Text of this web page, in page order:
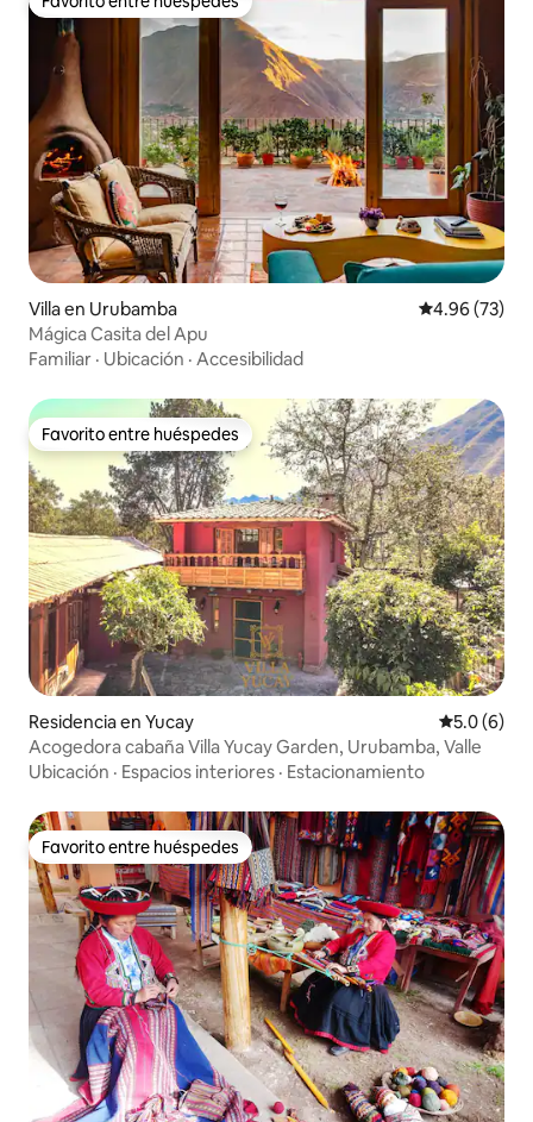
Favorito entre huéspedes
Villa en Urubamba Calificación
4.96 (73)
Mágica Casita del Apu
Familiar · Ubicación · Accesibilidad
Favorito entre huéspedes
Favorito entre huéspedes
Residencia en Yucay
5.0 (6)
Acogedora cabaña Villa Yucay Garden, Urubamba, Valle
Ubicación · Espacios interiores · Estacionamiento
Favorito entre huéspedes
Favorito entre huéspedes